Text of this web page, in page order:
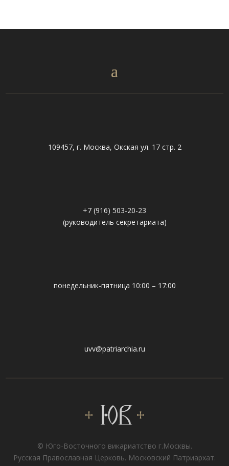
109457, г. Москва, Окская ул. 17 стр. 2
+7 (916) 503-20-23
(руководитель секретариата)
понедельник-пятница 10:00 – 17:00
uvv@patriarchia.ru
© Юго-Восточного викариатствo г.Москвы.
Русская Православная Церковь. Московский Патриархат.